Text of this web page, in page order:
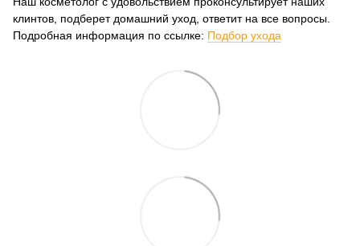
клинтов, подберет домашний уход, ответит на все вопросы.
Подробная информация по ссылке: Подбор ухода